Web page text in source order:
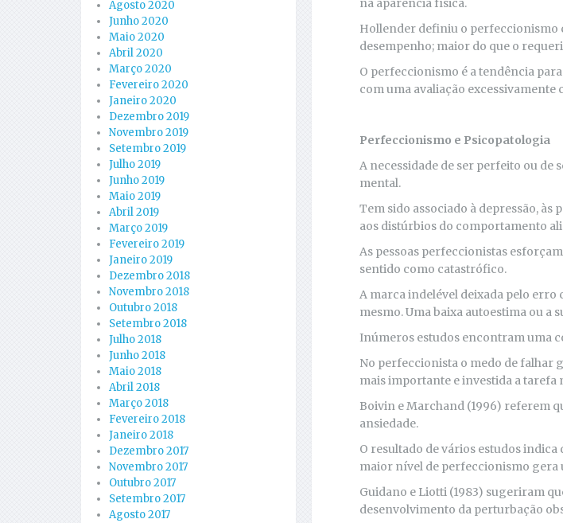
na aparência física.
Hollender definiu o perfeccionismo
desempenho; maior do que o
O perfeccionismo é a tendência
com uma avaliação
Perfeccionismo e Psicopatologia
A necessidade de ser perfeito ou de
mental.
Tem sido associado à depressão,
aos distúrbios do comportamento
As pessoas perfeccionistas
sentido como catastrófico.
A marca indelével deixada pelo
mesmo. Uma baixa autoestima ou a
Inúmeros estudos encontram uma
No perfeccionista o medo de falhar
mais importante e investida a tarefa
Boivin e Marchand (1996) referem
ansiedade.
O resultado de vários estudos
maior nível de perfeccionismo gera
Guidano e Liotti (1983) sugeriram
desenvolvimento da perturbação
Agosto 2020
Junho 2020
Maio 2020
Abril 2020
Março 2020
Fevereiro 2020
Janeiro 2020
Dezembro 2019
Novembro 2019
Setembro 2019
Julho 2019
Junho 2019
Maio 2019
Abril 2019
Março 2019
Fevereiro 2019
Janeiro 2019
Dezembro 2018
Novembro 2018
Outubro 2018
Setembro 2018
Julho 2018
Junho 2018
Maio 2018
Abril 2018
Março 2018
Fevereiro 2018
Janeiro 2018
Dezembro 2017
Novembro 2017
Outubro 2017
Setembro 2017
Agosto 2017